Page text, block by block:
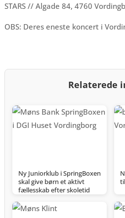
STARS // Algade 84, 4760
OBS: Deres eneste koncert i
Relaterede
Ny Juniorklub i SpringBoxen
skal give børn et aktivt
fællesskab efter skoletid